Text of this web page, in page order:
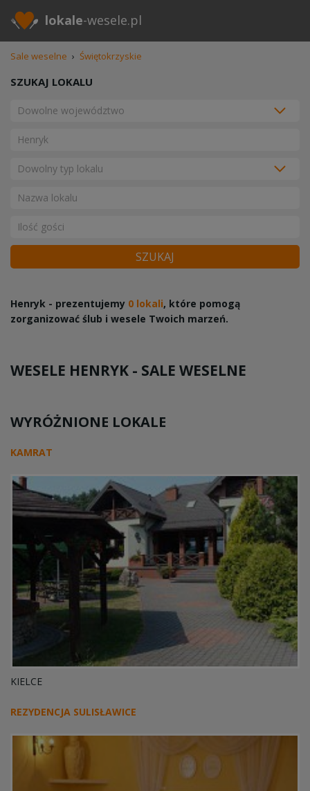
lokale-wesele.pl
Sale weselne › Świętokrzyskie
SZUKAJ LOKALU
SZUKAJ
Henryk - prezentujemy 0 lokali, które pomogą
zorganizować ślub i wesele Twoich marzeń.
WESELE HENRYK - SALE WESELNE
WYRÓŻNIONE LOKALE
KAMRAT
KIELCE
REZYDENCJA SULISŁAWICE